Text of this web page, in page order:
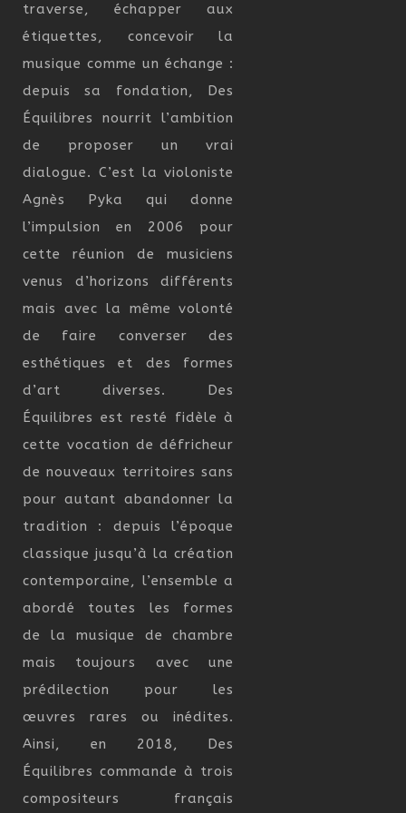
traverse, échapper aux
étiquettes, concevoir la
musique comme un échange :
depuis sa fondation, Des
Équilibres nourrit l’ambition
de proposer un vrai
dialogue. C’est la violoniste
Agnès Pyka qui donne
l’impulsion en 2006 pour
cette réunion de musiciens
venus d’horizons différents
mais avec la même volonté
de faire converser des
esthétiques et des formes
d’art diverses. Des
Équilibres est resté fidèle à
cette vocation de défricheur
de nouveaux territoires sans
pour autant abandonner la
tradition : depuis l’époque
classique jusqu’à la création
contemporaine, l’ensemble a
abordé toutes les formes
de la musique de chambre
mais toujours avec une
prédilection pour les
œuvres rares ou inédites.
Ainsi, en 2018, Des
Équilibres commande à trois
compositeurs français